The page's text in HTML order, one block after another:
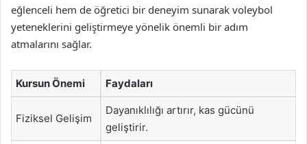
eğlenceli hem de öğretici bir deneyim sunarak voleybol
yeteneklerini geliştirmeye yönelik önemli bir adım
atmalarını sağlar.
Kursun Önemi Faydaları
Fiziksel Gelişim
Dayanıklılığı artırır, kas gücünü
geliştirir.